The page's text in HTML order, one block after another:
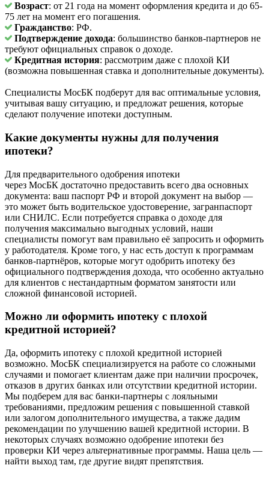
Возраст: от 21 года на момент оформления кредита и до 65-
75 лет на момент его погашения.
Гражданство: РФ.
Подтверждение дохода: большинство банков-партнеров не
требуют официальных справок о доходе.
Кредитная история: рассмотрим даже с плохой КИ
(возможна повышенная ставка и дополнительные документы).
Специалисты МосБК подберут для вас оптимальные условия,
учитывая вашу ситуацию, и предложат решения, которые
сделают получение ипотеки доступным.
Какие документы нужны для получения
ипотеки?
Для предварительного одобрения ипотеки
через МосБК достаточно предоставить всего два основных
документа: ваш паспорт РФ и второй документ на выбор —
это может быть водительское удостоверение, загранпаспорт
или СНИЛС. Если потребуется справка о доходе для
получения максимально выгодных условий, наши
специалисты помогут вам правильно её запросить и оформить
у работодателя. Кроме того, у нас есть доступ к программам
банков-партнёров, которые могут одобрить ипотеку без
официального подтверждения дохода, что особенно актуально
для клиентов с нестандартным форматом занятости или
сложной финансовой историей.
Можно ли оформить ипотеку с плохой
кредитной историей?
Да, оформить ипотеку с плохой кредитной историей
возможно. МосБК специализируется на работе со сложными
случаями и помогает клиентам даже при наличии просрочек,
отказов в других банках или отсутствии кредитной истории.
Мы подберем для вас банки-партнеры с лояльными
требованиями, предложим решения с повышенной ставкой
или залогом дополнительного имущества, а также дадим
рекомендации по улучшению вашей кредитной истории. В
некоторых случаях возможно одобрение ипотеки без
проверки КИ через альтернативные программы. Наша цель —
найти выход там, где другие видят препятствия.